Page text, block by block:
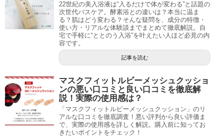
22世紀の美入浴液は“入るだけで体が変わる”と話題の
次世代バスケア。酵素浴との違いは？本当に温ま
る？肌はどう変わる？そんな疑問を、成分の特徴・
使い方・リアルな体験談までまとめて徹底解説。自
宅で手軽に“ととのう入浴”を叶えたい人ほど必見の内
容です。
記事を読む
マスクフィットルビーメッシュクッショ
ンの悪い口コミと良い口コミを徹底解
説！実際の使用感は？
「マスクフィットルビーメッシュクッション」のリ
アルな口コミを徹底調査！悪い評判から良い評価ま
で、実際の使用感を詳しく解説。購入前に知ってお
きたいポイントをチェック！